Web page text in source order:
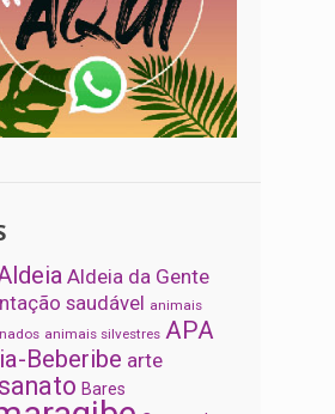
Aldeia da Gente
saudável animais
animais silvestres APA
Beberibe arte
Bares